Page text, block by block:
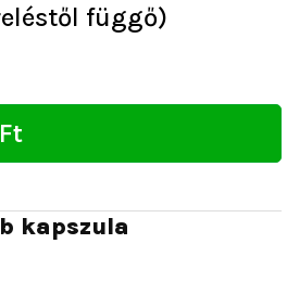
függő)
kapszula